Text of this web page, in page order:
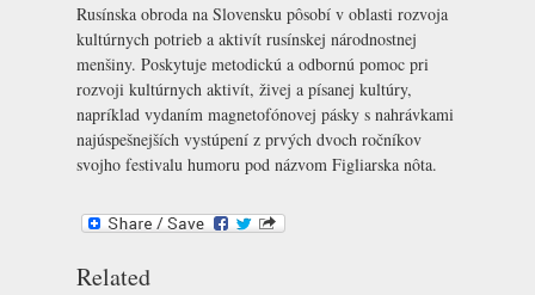
Rusínska obroda na Slovensku pôsobí v oblasti rozvoja
kultúrnych potrieb a aktivít rusínskej národnostnej
menšiny. Poskytuje metodickú a odbornú pomoc pri
rozvoji kultúrnych aktivít, živej a písanej kultúry,
napríklad vydaním magnetofónovej pásky s nahrávkami
najúspešnejších vystúpení z prvých dvoch ročníkov
svojho festivalu humoru pod názvom Figliarska nôta.
Related